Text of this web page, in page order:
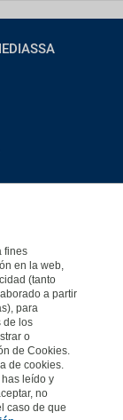
Italia
fines
en la web,
(tanto
a partir
para
de los
o
de Cookies.
de cookies.
leído y
no
caso de que